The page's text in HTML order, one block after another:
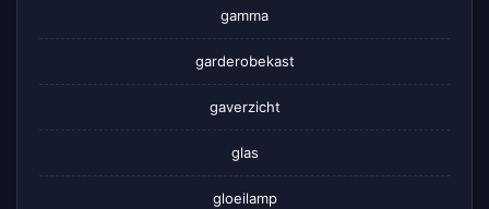
gamma
garderobekast
gaverzicht
glas
gloeilamp